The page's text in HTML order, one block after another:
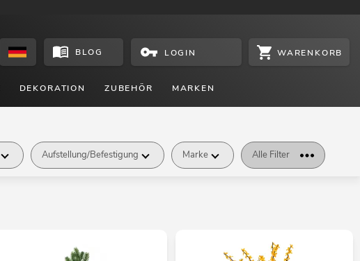
BLOG LOGIN WARENKORB
DEKORATION ZUBEHÖR MARKEN
Aufstellung/Befestigung Marke Alle Filter